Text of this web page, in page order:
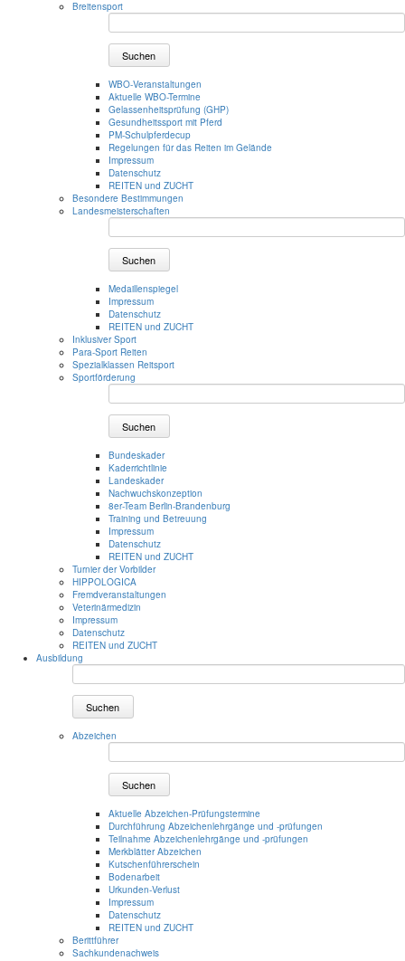
Breitensport
Suchen
WBO-Veranstaltungen
Aktuelle WBO-Termine
Gelassenheitsprüfung (GHP)
Gesundheitssport mit Pferd
PM-Schulpferdecup
Regelungen für das Reiten im Gelände
Impressum
Datenschutz
REITEN und ZUCHT
Besondere Bestimmungen
Landesmeisterschaften
Suchen
Medaillenspiegel
Impressum
Datenschutz
REITEN und ZUCHT
Inklusiver Sport
Para-Sport Reiten
Spezialklassen Reitsport
Sportförderung
Suchen
Bundeskader
Kaderrichtlinie
Landeskader
Nachwuchskonzeption
8er-Team Berlin-Brandenburg
Training und Betreuung
Impressum
Datenschutz
REITEN und ZUCHT
Turnier der Vorbilder
HIPPOLOGICA
Fremdveranstaltungen
Veterinärmedizin
Impressum
Datenschutz
REITEN und ZUCHT
Ausbildung
Suchen
Abzeichen
Suchen
Aktuelle Abzeichen-Prüfungstermine
Durchführung Abzeichenlehrgänge und -prüfungen
Teilnahme Abzeichenlehrgänge und -prüfungen
Merkblätter Abzeichen
Kutschenführerschein
Bodenarbeit
Urkunden-Verlust
Impressum
Datenschutz
REITEN und ZUCHT
Berittführer
Sachkundenachweis